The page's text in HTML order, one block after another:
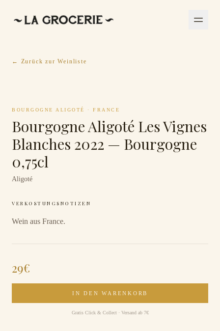
← Zurück zur Weinliste
BOURGOGNE ALIGOTÉ · FRANCE
Bourgogne Aligoté Les Vignes
Blanches 2022 — Bourgogne
0,75cl
Aligoté
VERKOSTUNGSNOTIZEN
Wein aus France.
29€
IN DEN WARENKORB
Gratis Click & Collect · Versand ab 7€